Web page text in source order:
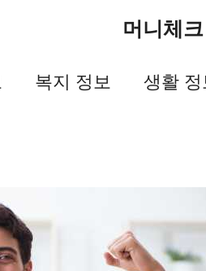
머니체크
복지 정보 생활 정